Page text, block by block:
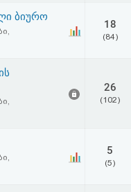
ბიურო
18
(84)
26
(102)
5
(5)